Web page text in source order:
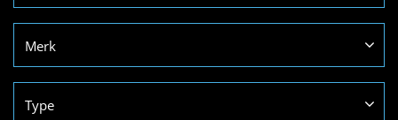
Merk
Type